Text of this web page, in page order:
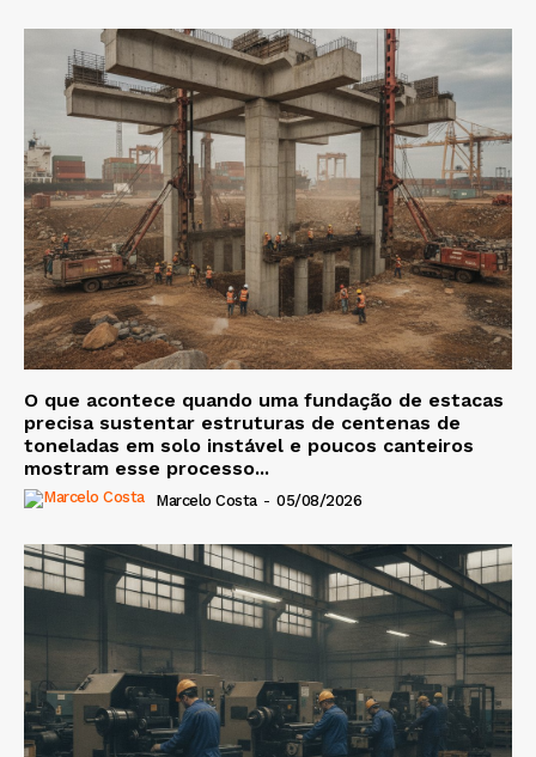
O que acontece quando uma fundação de estacas
precisa sustentar estruturas de centenas de
toneladas em solo instável e poucos canteiros
mostram esse processo...
Marcelo Costa - 05/08/2026